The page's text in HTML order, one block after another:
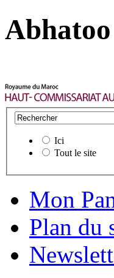
Ici
Tout le site
Mon
Plan du